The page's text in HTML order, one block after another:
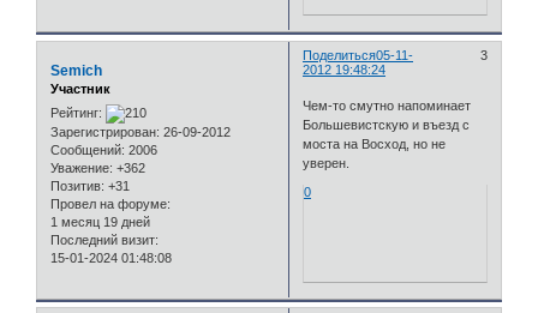
Поделиться 3
05-11-
2012 19:48:24
Semich
Участник
Рейтинг:
Зарегистрирован: 26-09-2012
Сообщений: 2006
Уважение: +362
Позитив: +31
Провел на форуме:
1 месяц 19 дней
Последний визит:
15-01-2024 01:48:08
Чем-то смутно напоминает
Большевистскую и въезд с
моста на Восход, но не
уверен.
0